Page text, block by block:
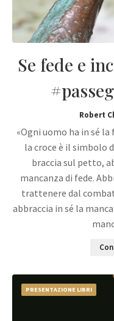
Se fede e
Robert
«Ogni uomo ha in sé la
la croce è il simbolo
braccia sul petto,
mancanza di fede.
trattenere dal
abbraccia in sé la
PRESENTAZIONE LIBRI